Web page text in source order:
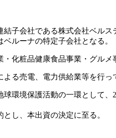
結子会社である株式会社ベル
ルーナの特定子会社となる。
化粧品健康食品事業・グル
る売電、電力供給業等を行っ
環境保護活動の一環として
し、本出資の決定に至る。